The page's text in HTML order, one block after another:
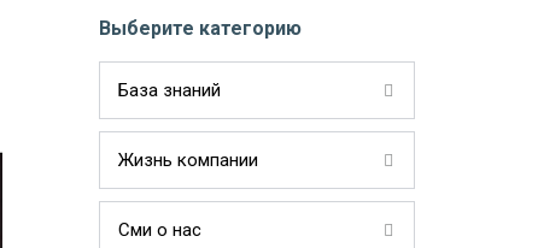
Выберите категорию
База знаний
Жизнь компании
Сми о нас